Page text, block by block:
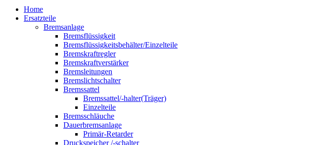
Home
Ersatzteile
Bremsanlage
Bremsflüssigkeit
Bremsflüssigkeitsbehälter/Einzelteile
Bremskraftregler
Bremskraftverstärker
Bremsleitungen
Bremslichtschalter
Bremssattel
Bremssattel/-halter(Träger)
Einzelteile
Bremsschläuche
Dauerbremsanlage
Primär-Retarder
Druckspeicher /-schalter